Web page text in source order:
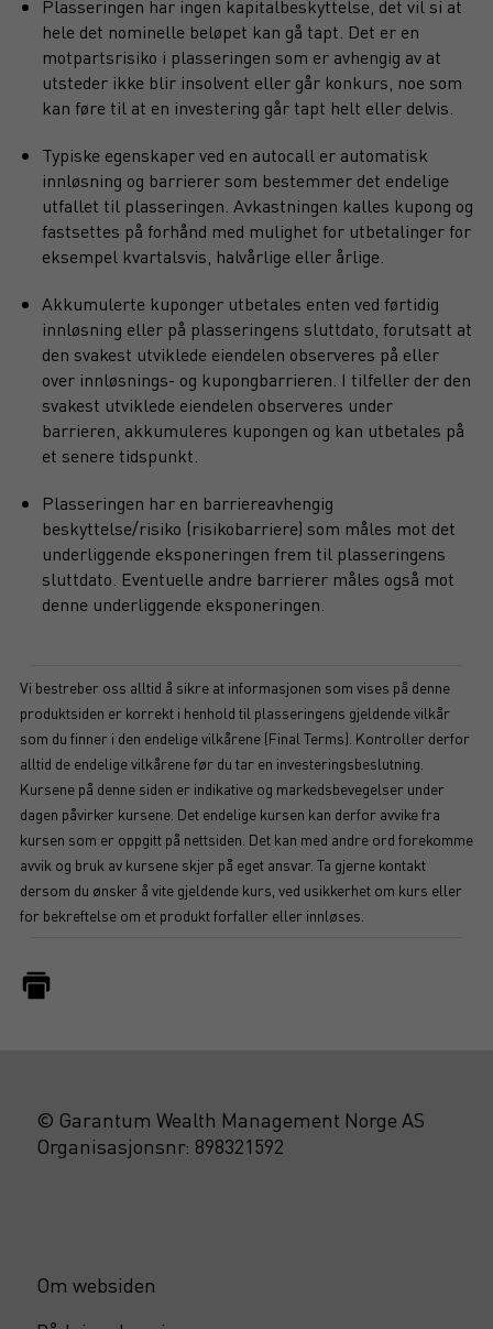
Plasseringen har ingen kapitalbeskyttelse, det vil si at
hele det nominelle beløpet kan gå tapt. Det er en
motpartsrisiko i plasseringen som er avhengig av at
utsteder ikke blir insolvent eller går konkurs, noe som
kan føre til at en investering går tapt helt eller delvis.
Typiske egenskaper ved en autocall er automatisk
innløsning og barrierer som bestemmer det endelige
utfallet til plasseringen. Avkastningen kalles kupong og
fastsettes på forhånd med mulighet for utbetalinger for
eksempel kvartalsvis, halvårlige eller årlige.
Akkumulerte kuponger utbetales enten ved førtidig
innløsning eller på plasseringens sluttdato, forutsatt at
den svakest utviklede eiendelen observeres på eller
over innløsnings- og kupongbarrieren. I tilfeller der den
svakest utviklede eiendelen observeres under
barrieren, akkumuleres kupongen og kan utbetales på
et senere tidspunkt.
Plasseringen har en barriereavhengig
beskyttelse/risiko (risikobarriere) som måles mot det
underliggende eksponeringen frem til plasseringens
sluttdato. Eventuelle andre barrierer måles også mot
denne underliggende eksponeringen.
Vi bestreber oss alltid å sikre at informasjonen som vises på denne
produktsiden er korrekt i henhold til plasseringens gjeldende vilkår
som du finner i den endelige vilkårene (Final Terms). Kontroller derfor
alltid de endelige vilkårene før du tar en investeringsbeslutning.
Kursene på denne siden er indikative og markedsbevegelser under
dagen påvirker kursene. Det endelige kursen kan derfor avvike fra
kursen som er oppgitt på nettsiden. Det kan med andre ord forekomme
avvik og bruk av kursene skjer på eget ansvar. Ta gjerne kontakt
dersom du ønsker å vite gjeldende kurs, ved usikkerhet om kurs eller
for bekreftelse om et produkt forfaller eller innløses.
© Garantum Wealth Management Norge AS
Organisasjonsnr: 898321592
Om websiden